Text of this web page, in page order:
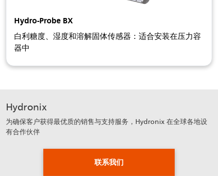
Hydro-Probe BX
白利糖度、湿度和溶解固体传感器：适合安装在压力容
器中
Hydronix
为确保客户获得最优质的销售与支持服务，Hydronix 在全球各地设
有合作伙伴
联系我们